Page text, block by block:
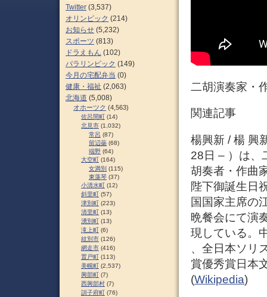
二胡演奏家・
関連記事
楊興新 / 楊 興
28日 – ）は、
胡奏者・作曲
陛下御誕生日
国国家主席の
晩餐会にて演
現している。
、全日本ソリ
賞優秀賞日本
(Wikipedia)
Twitter (3,537)
オリンピック (214)
お知らせ (5,232)
スポーツ (813)
ドラえもん (102)
パラリンピック (149)
今月の宅配弁当 (0)
健康・福祉 (2,063)
北海道 (5,008)
オホーツク (4,563)
佐呂間町 (14)
北見市 (1,032)
常呂 (87)
留辺蘂 (68)
端野 (64)
大空町 (164)
女満別 (115)
東藻琴 (37)
小清水町 (12)
斜里町 (57)
津別町 (223)
清里町 (13)
湧別町 (13)
滝上町 (6)
紋別市 (126)
網走市 (416)
置戸町 (113)
美幌町 (2,537)
興部町 (7)
西興部村 (7)
訓子府町 (76)